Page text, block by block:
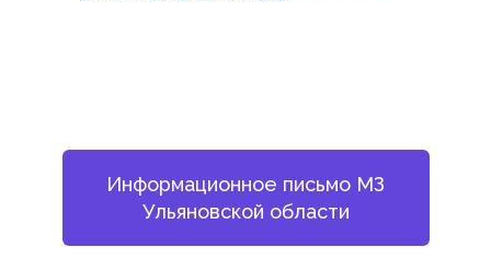
Информационное письмо МЗ
Ульяновской области